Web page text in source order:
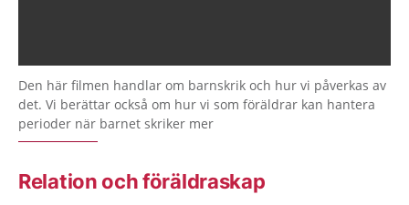
Den här filmen handlar om barnskrik och hur vi påverkas av
det. Vi berättar också om hur vi som föräldrar kan hantera
perioder när barnet skriker mer
Relation och föräldraskap